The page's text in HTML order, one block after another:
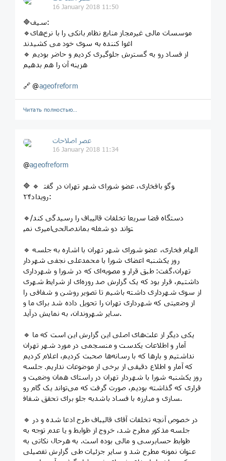
16 January 2018 11:50
🔷سیف:
🔹موسسات مالی غیرمجاز منابع نظام بانکی را با نرخ‌های
اغوا کننده به سوی خود می کشیدند
🔹 از فساد رو به گسترش جلوگیری کردیم و حاضر بودیم
هزینه آن را هم بدهیم
🔗 @ageofreform
Читать полностью…
عصر اصلاحات
16 January 2018 11:34
@ageofreform
🔷 🔹 ‍ فخاری، عضو شورای شهر تهران در گفت‎وگو با
رویداد۲۴:
🔹دستگاه قضا سریعا تخلفات قالیباف را رسیدگی کند/
صالحی‌امیری نمی‎تواند دو شغله بماند
🔹 الهام فخاری، عضو شورای شهر تهران با اشاره به جلسه
روز یکشنبه اعضای شورا با محمدعلی نجفی شهردار
تهران،گفت: طبق قرار و مصوبه‌ای که در شورا و شهرداری
داشتیم، قرار بود که یک گزارش صد روزه‌ای از شرایط شهری
از سوی شهرداری داشته باشیم تا تصویر روشن و شفافی را
از وضعیتی که شهرداری تهران را تحویل داده شد برای ما و
سایر شهروندان، به نمایش درآید.
🔹 یکی دیگر از علت‌های اصلی این گزارش این است که ما
آمار و اطلاعات یکدست و منسجمی در مورد شهر تهران
نداشتیم و بارها که با رسانه‌ها صحبت کردیم، اعلام کردیم
که آمار و اطلاع دقیقی از برخی از موضوعات نداریم. جلسه
روز یکشنبه شورا با شهردار تهران در راستای همان وضعیت و
قراری که گذاشته بودیم، صورت گرفت که می‌تواند یک گام رو
به جلو برای تحقق شفاف‎سازی و مبارزه با فساد باشد.
🔹 در خصوص آنچه تخلفات آقای قالیباف طرح ادعا شده و در
جلسه مذکور مطرح شد، خروج از ظوابط و یا عدم توجه به
ظوابط حسابرسی و مالی بوده است. به هرحال نکاتی به
عنوان نمونه مطرح شد و سایر جزئیات طی گزارش تفصیلی